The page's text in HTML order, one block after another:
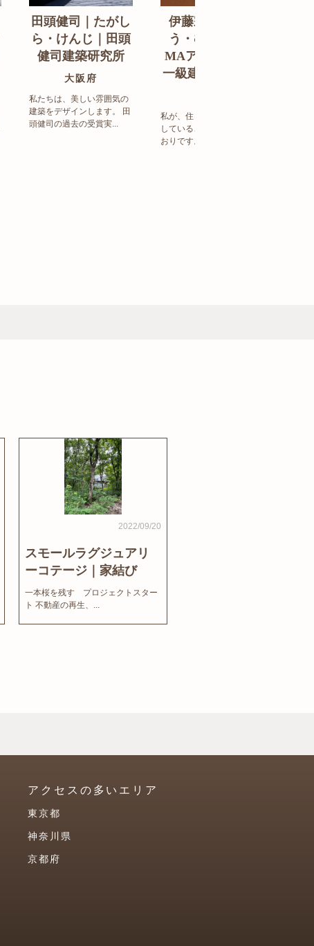
田頭健司｜たがし
ら・けんじ｜田頭
健司建築研究所
大阪府
私たちは、美しい雰囲気の
建築をデザインします。 田
頭健司の過去の受賞実...
伊藤宗明｜いと
う・むねあき｜
MAアーキテクト
一級建築士事務所
私が、住まい造りで大事に
していることは、以下のと
おりです。 洗練された...
2022/09/20
スモールラグジュアリ
ーコテージ｜家結び
News
一本桜を残す プロジェクトスター
ト 不動産の再生、...
アクセスの多いエリア
東京都
神奈川県
京都府